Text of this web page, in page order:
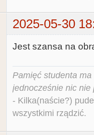
2025-05-30
Jest szansa na
Pamięć studenta
jednocześnie nic nie
- Kilka(naście?)
wszystkimi rządzić.